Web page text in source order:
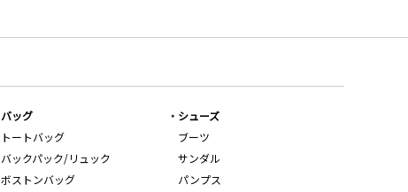
バッグ
トートバッグ
バックパック/リュック
ボストンバッグ
シューズ
ブーツ
サンダル
パンプス